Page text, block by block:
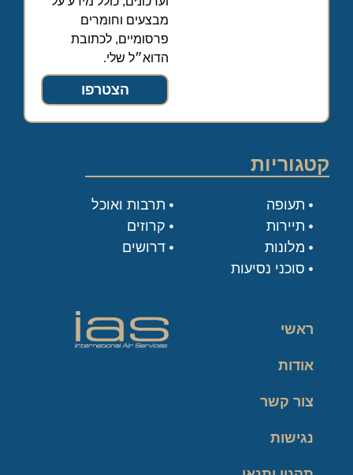
מבצעים וחומרים
פרסומיים, לכתובת
הדוא״ל שלי.
הצטרפו
קטגוריות
תעופה
תיירות
מלונות
סוכני נסיעות
תרבות ואוכל
קרוזים
דרושים
ראשי
אודות
צור קשר
נגישות